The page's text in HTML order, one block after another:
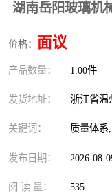
湖南岳阳玻璃机
价格： 面议
产品数量： 1.00件
发货地址： 浙江省温
关键词： 质量体系
发布日期： 2026-08-
阅 读 量： 535